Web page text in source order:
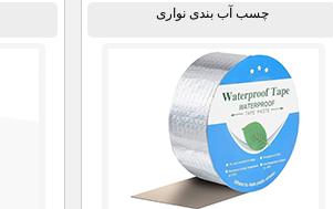
چسب آب بندی نواری